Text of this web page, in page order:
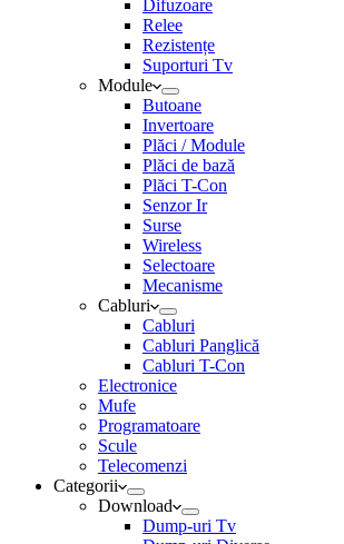
Difuzoare
Relee
Rezistențe
Suporturi Tv
Module
Butoane
Invertoare
Plăci / Module
Plăci de bază
Plăci T-Con
Senzor Ir
Surse
Wireless
Selectoare
Mecanisme
Cabluri
Cabluri
Cabluri Panglică
Cabluri T-Con
Electronice
Mufe
Programatoare
Scule
Telecomenzi
Categorii
Download
Dump-uri Tv